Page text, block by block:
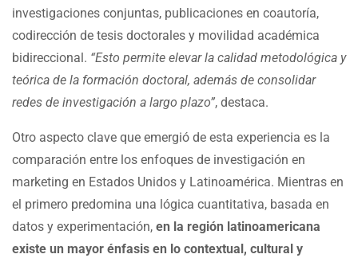
investigaciones conjuntas, publicaciones en coautoría,
codirección de tesis doctorales y movilidad académica
bidireccional. “Esto permite elevar la calidad metodológica y
teórica de la formación doctoral, además de consolidar
redes de investigación a largo plazo”, destaca.
Otro aspecto clave que emergió de esta experiencia es la
comparación entre los enfoques de investigación en
marketing en Estados Unidos y Latinoamérica. Mientras en
el primero predomina una lógica cuantitativa, basada en
datos y experimentación, en la región latinoamericana
existe un mayor énfasis en lo contextual, cultural y